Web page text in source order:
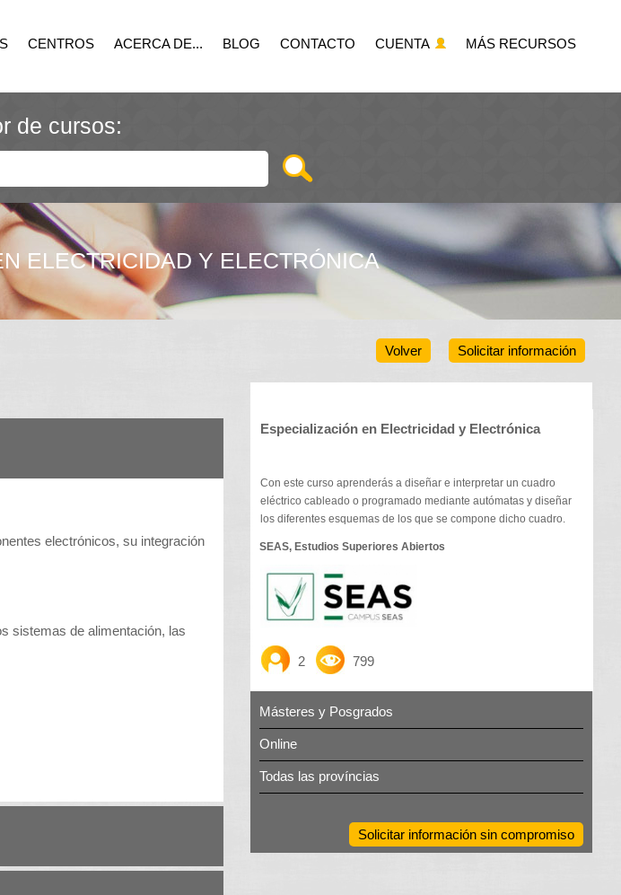
CENTROS ACERCA DE... BLOG CONTACTO CUENTA MÁS RECURSOS
de cursos:
ELECTRICIDAD Y ELECTRÓNICA
Solicitar información
Volver
electrónicos, su integración
sistemas de alimentación, las
Especialización en Electricidad y Electrónica
Con este curso aprenderás a diseñar e interpretar un cuadro
eléctrico cableado o programado mediante autómatas y diseñar
los diferentes esquemas de los que se compone dicho cuadro.
SEAS, Estudios Superiores Abiertos
2 799
Másteres y Posgrados
Online
Todas las províncias
Solicitar información sin compromiso